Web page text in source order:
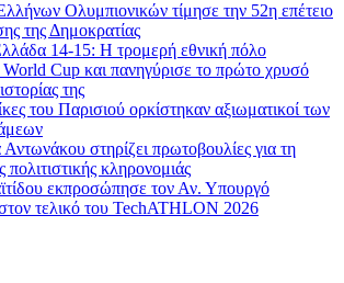
Ολυμπιονικών τίμησε την 52η επέτειο
της Δημοκρατίας
14-15: Η τρομερή εθνική πόλο
World Cup και πανηγύρισε το πρώτο χρυσό
της
του Παρισιού ορκίστηκαν αξιωματικοί των
στηρίζει πρωτοβουλίες για τη
πολιτιστικής κληρονομιάς
εκπροσώπησε τον Αν. Υπουργό
τελικό του TechATHLON 2026